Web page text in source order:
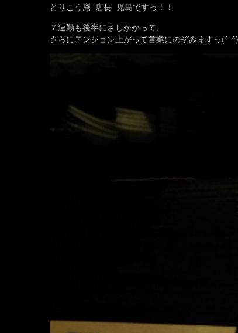
とりこう庵 店長 児島ですっ！！
７連勤も後半にさしかかって、
さらにテンション上がって営業にのぞみますっ(^-